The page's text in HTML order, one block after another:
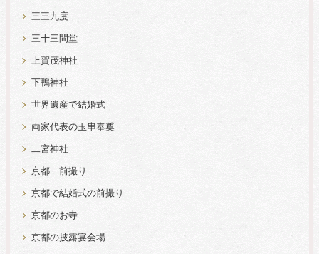
三三九度
三十三間堂
上賀茂神社
下鴨神社
世界遺産で結婚式
両家代表の玉串奉奠
二宮神社
京都 前撮り
京都で結婚式の前撮り
京都のお寺
京都の披露宴会場